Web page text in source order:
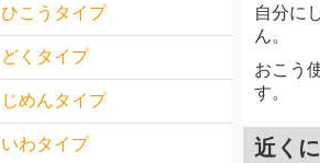
自分に
ん。
おこう
す。
近く
ひこうタイプ
どくタイプ
じめんタイプ
いわタイプ